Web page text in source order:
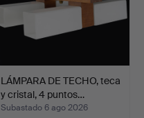
LÁMPARA DE TECHO, teca
y cristal, 4 puntos…
Subastado 6 ago 2026